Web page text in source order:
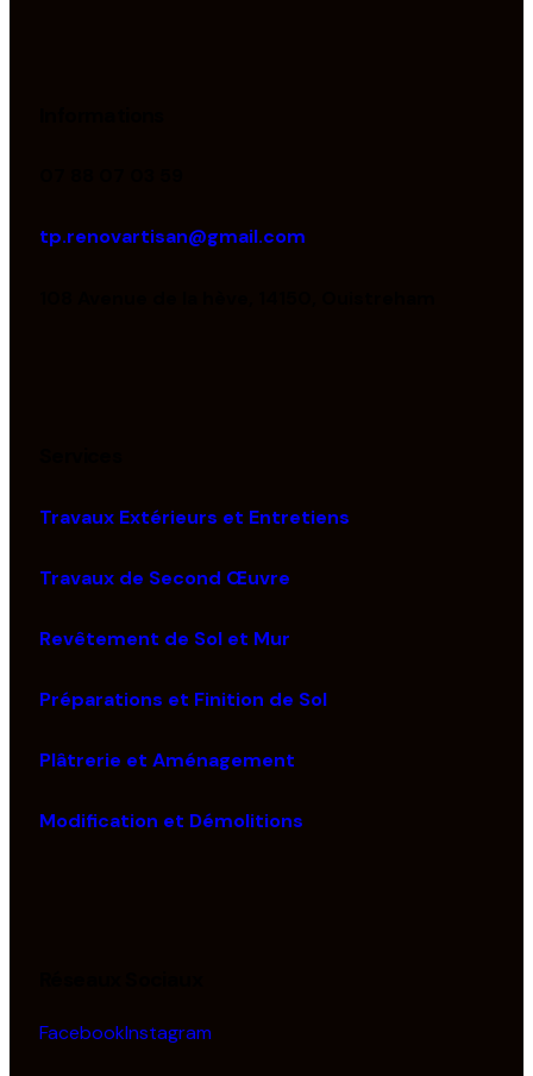
tp.renovartisan@gmail.com
Travaux Extérieurs et Entretiens
Travaux de Second Œuvre
Revêtement de Sol et Mur
Préparations et Finition de Sol
Plâtrerie et Aménagement
Modification et Démolitions
FacebookInstagram